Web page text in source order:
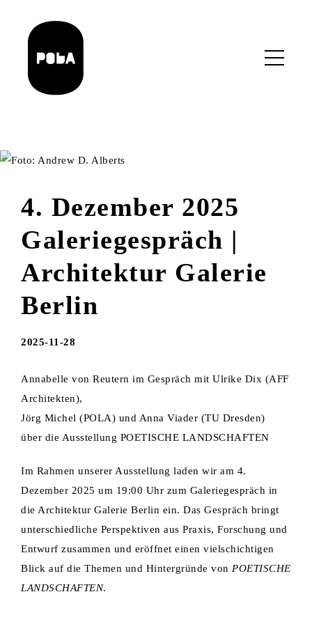
content
4. Dezember 2025
Galeriegespräch |
Architektur Galerie
Berlin
2025-11-28
Annabelle von Reutern im Gespräch mit Ulrike Dix (AFF
Architekten),
Jörg Michel (POLA) und Anna Viader (TU Dresden)
über die Ausstellung POETISCHE LANDSCHAFTEN
Im Rahmen unserer Ausstellung laden wir am 4.
Dezember 2025 um 19:00 Uhr zum Galeriegespräch in
die Architektur Galerie Berlin ein. Das Gespräch bringt
unterschiedliche Perspektiven aus Praxis, Forschung und
Entwurf zusammen und eröffnet einen vielschichtigen
Blick auf die Themen und Hintergründe von POETISCHE
LANDSCHAFTEN.